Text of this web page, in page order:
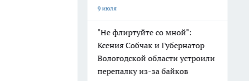
9 июля
"Не флиртуйте со мной":
Ксения Собчак и Губернатор
Вологодской области устроили
перепалку из-за байков